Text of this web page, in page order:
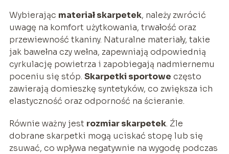
Wybierając materiał skarpetek, należy zwrócić
uwagę na komfort użytkowania, trwałość oraz
przewiewność tkaniny. Naturalne materiały, takie
jak bawełna czy wełna, zapewniają odpowiednią
cyrkulację powietrza i zapobiegają nadmiernemu
poceniu się stóp. Skarpetki sportowe często
zawierają domieszkę syntetyków, co zwiększa ich
elastyczność oraz odporność na ścieranie.
Równie ważny jest rozmiar skarpetek. Źle
dobrane skarpetki mogą uciskać stopę lub się
zsuwać, co wpływa negatywnie na wygodę podczas